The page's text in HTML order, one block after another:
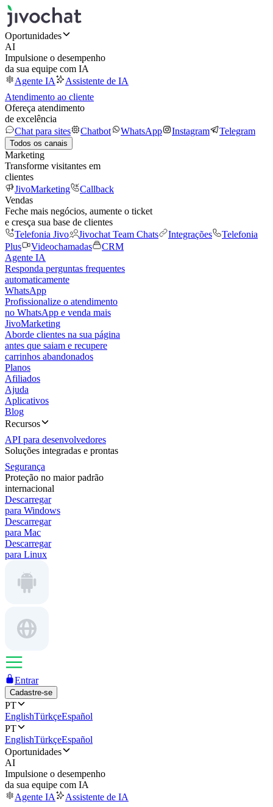
Oportunidades
AI
Impulsione o desempenho
da sua equipe com IA
Agente IA
Assistente de IA
Atendimento ao cliente
Ofereça atendimento
de excelência
Chat para sites
Chatbot WhatsApp Instagram Telegram
Todos os canais
Marketing
Transforme visitantes em
clientes
JivoMarketing
Callback
Vendas
Feche mais negócios, aumente o ticket
e cresça sua base de clientes
Telefonia Jivo
Jivochat Team Chats Integrações
Telefonia
Plus
Videochamadas
CRM
Agente IA
Responda perguntas frequentes
automaticamente
WhatsApp
Profissionalize o atendimento
no WhatsApp e venda mais
JivoMarketing
Aborde clientes na sua página
antes que saiam e recupere
carrinhos abandonados
Planos
Afiliados
Ajuda
Aplicativos
Blog
Recursos
API para desenvolvedores
Soluções integradas e prontas
Segurança
Proteção no maior padrão
internacional
Descarregar
para Windows
Descarregar
para Mac
Descarregar
para Linux
Entrar
Cadastre-se
PT
EnglishTürkçeEspañol
PT
EnglishTürkçeEspañol
Oportunidades
AI
Impulsione o desempenho
da sua equipe com IA
Agente IA
Assistente de IA